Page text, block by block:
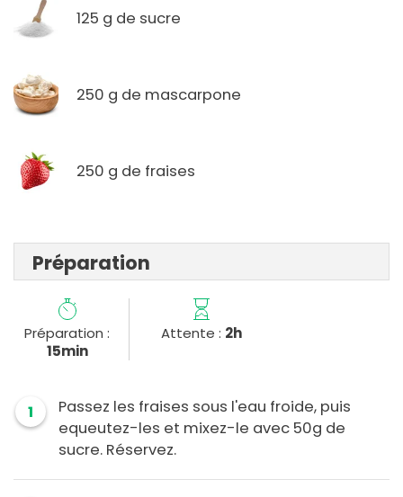
125 g de sucre
250 g de mascarpone
250 g de fraises
Préparation
Préparation :
15min
Attente : 2h
1
Passez les fraises sous l'eau froide, puis
equeutez-les et mixez-le avec 50g de
sucre. Réservez.